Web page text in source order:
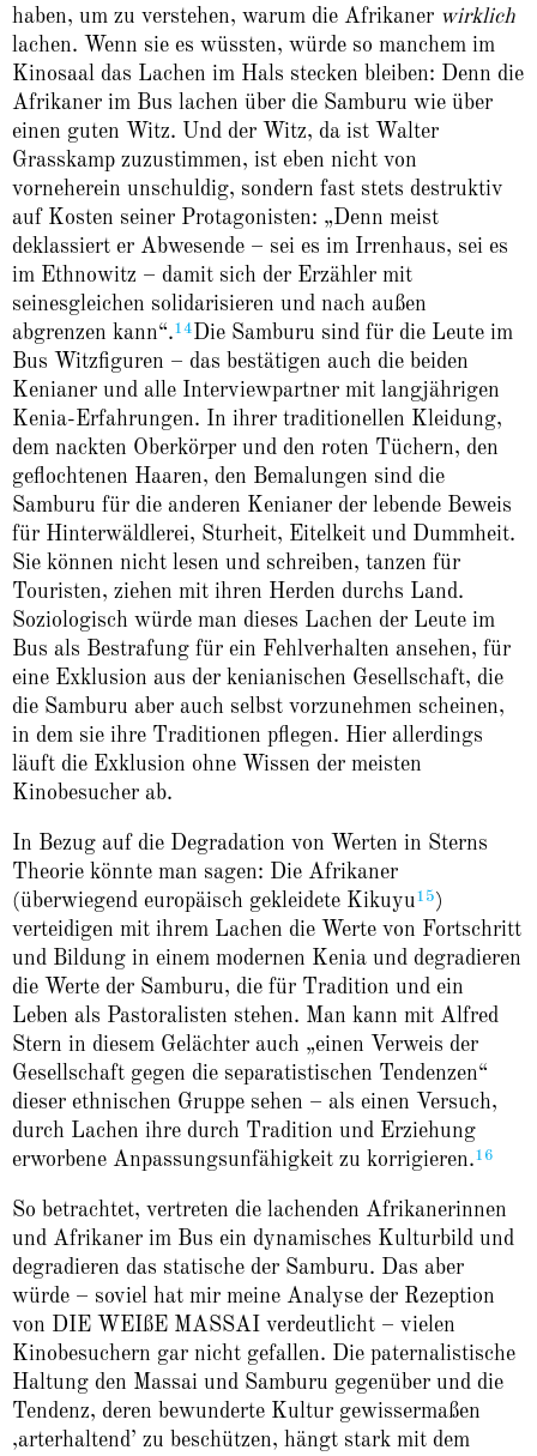
haben, um zu verstehen, warum die Afrikaner wirklich
lachen. Wenn sie es wüssten, würde so manchem im
Kinosaal das Lachen im Hals stecken bleiben: Denn die
Afrikaner im Bus lachen über die Samburu wie über
einen guten Witz. Und der Witz, da ist Walter
Grasskamp zuzustimmen, ist eben nicht von
vorneherein unschuldig, sondern fast stets destruktiv
auf Kosten seiner Protagonisten: „Denn meist
deklassiert er Abwesende – sei es im Irrenhaus, sei es
im Ethnowitz – damit sich der Erzähler mit
seinesgleichen solidarisieren und nach außen
abgrenzen kann“.14
Die Samburu sind für die Leute im
Bus Witzfiguren – das bestätigen auch die beiden
Kenianer und alle Interviewpartner mit langjährigen
Kenia-Erfahrungen. In ihrer traditionellen Kleidung,
dem nackten Oberkörper und den roten Tüchern, den
geflochtenen Haaren, den Bemalungen sind die
Samburu für die anderen Kenianer der lebende Beweis
für Hinterwäldlerei, Sturheit, Eitelkeit und Dummheit.
Sie können nicht lesen und schreiben, tanzen für
Touristen, ziehen mit ihren Herden durchs Land.
Soziologisch würde man dieses Lachen der Leute im
Bus als Bestrafung für ein Fehlverhalten ansehen, für
eine Exklusion aus der kenianischen Gesellschaft, die
die Samburu aber auch selbst vorzunehmen scheinen,
in dem sie ihre Traditionen pflegen. Hier allerdings
läuft die Exklusion ohne Wissen der meisten
Kinobesucher ab.
In Bezug auf die Degradation von Werten in Sterns
Theorie könnte man sagen: Die Afrikaner
(überwiegend europäisch gekleidete Kikuyu 15)
verteidigen mit ihrem Lachen die Werte von Fortschritt
und Bildung in einem modernen Kenia und degradieren
die Werte der Samburu, die für Tradition und ein
Leben als Pastoralisten stehen. Man kann mit Alfred
Stern in diesem Gelächter auch „einen Verweis der
Gesellschaft gegen die separatistischen Tendenzen“
dieser ethnischen Gruppe sehen – als einen Versuch,
durch Lachen ihre durch Tradition und Erziehung
erworbene Anpassungsunfähigkeit zu korrigieren.16
So betrachtet, vertreten die lachenden Afrikanerinnen
und Afrikaner im Bus ein dynamisches Kulturbild und
degradieren das statische der Samburu. Das aber
würde – soviel hat mir meine Analyse der Rezeption
von DIE WEIßE MASSAI verdeutlicht – vielen
Kinobesuchern gar nicht gefallen. Die paternalistische
Haltung den Massai und Samburu gegenüber und die
Tendenz, deren bewunderte Kultur gewissermaßen
‚arterhaltend’ zu beschützen, hängt stark mit dem